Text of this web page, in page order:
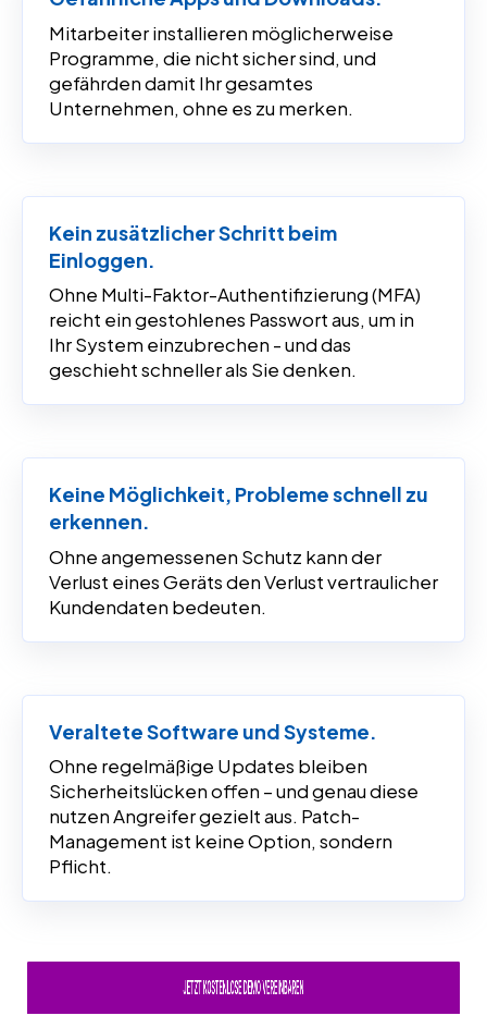
Mitarbeiter installieren möglicherweise
Programme, die nicht sicher sind, und
gefährden damit Ihr gesamtes
Unternehmen, ohne es zu merken.
Kein zusätzlicher Schritt beim
Einloggen.
Ohne Multi-Faktor-Authentifizierung (MFA)
reicht ein gestohlenes Passwort aus, um in
Ihr System einzubrechen - und das
geschieht schneller als Sie denken.
Keine Möglichkeit, Probleme schnell zu
erkennen.
Ohne angemessenen Schutz kann der
Verlust eines Geräts den Verlust vertraulicher
Kundendaten bedeuten.
Veraltete Software und Systeme.
Ohne regelmäßige Updates bleiben
Sicherheitslücken offen – und genau diese
nutzen Angreifer gezielt aus. Patch-
Management ist keine Option, sondern
Pflicht.